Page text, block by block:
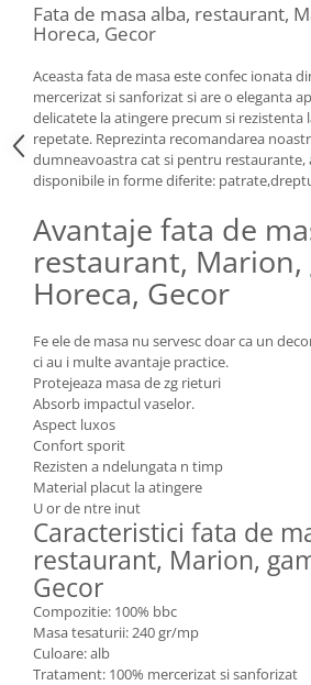
Fata de masa alba, restaurant,
Horeca, Gecor
Aceasta fata de masa este confec ionata
mercerizat si sanforizat si are o eleganta
delicatete la atingere precum si rezistenta
repetate. Reprezinta recomandarea
dumneavoastra cat si pentru restaurante,
disponibile in forme diferite:
Avantaje fata de
restaurant, Marion,
Horeca, Gecor
Fe ele de masa nu servesc doar ca un
ci au i multe avantaje practice.
Protejeaza masa de zg rieturi
Absorb impactul vaselor.
Aspect luxos
Confort sporit
Rezisten a ndelungata n timp
Material placut la atingere
U or de ntre inut
Caracteristici fata de
restaurant, Marion,
Gecor
Compozitie: 100% bbc
Masa tesaturii: 240 gr/mp
Culoare: alb
Tratament: 100% mercerizat si sanforizat